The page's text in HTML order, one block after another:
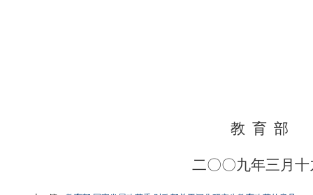
教 育 部
二〇〇九年三月